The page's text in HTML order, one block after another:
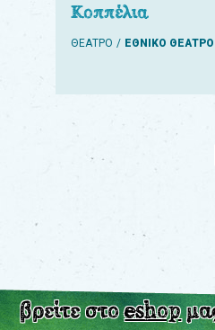
Κοππέλια
ΘΕΑΤΡΟ ΕΘΝΙΚΟ
βρείτε στοeshop